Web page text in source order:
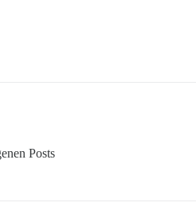
Posts